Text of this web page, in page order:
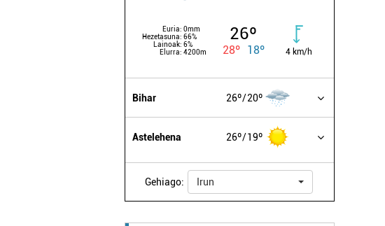
Euria: 0mm
Hezetasuna: 66%
Lainoak: 6%
Elurra: 4200m
26º
28º 18º 4 km/h
Bihar 26º 20º
Astelehena 26º 19º
Gehiago: Irun